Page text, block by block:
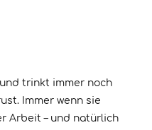
trinkt immer noch
Immer wenn sie
Arbeit – und natürlich